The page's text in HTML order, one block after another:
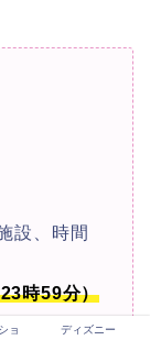
設、時間
時59分）
ョ
ディズニー